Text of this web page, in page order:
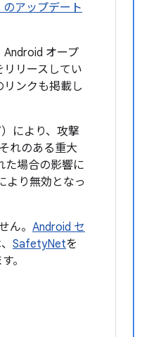
のアップデート
オープ
リースしてい
ンクも掲載し
により、攻撃
れのある重大
た場合の影響に
より無効となっ
ん。 Android セ
SafetyNetを
。